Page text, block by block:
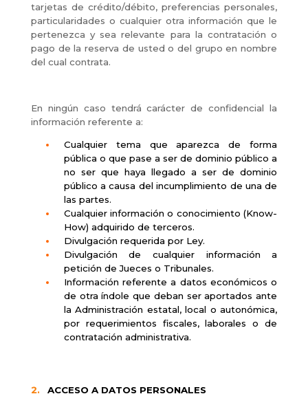
tarjetas de crédito/débito, preferencias personales,
particularidades o cualquier otra información que le
pertenezca y sea relevante para la contratación o
pago de la reserva de usted o del grupo en nombre
del cual contrata.
En ningún caso tendrá carácter de confidencial la
información referente a:
Cualquier tema que aparezca de forma
pública o que pase a ser de dominio público a
no ser que haya llegado a ser de dominio
público a causa del incumplimiento de una de
las partes.
Cualquier información o conocimiento (Know-
How) adquirido de terceros.
Divulgación requerida por Ley.
Divulgación de cualquier información a
petición de Jueces o Tribunales.
Información referente a datos económicos o
de otra índole que deban ser aportados ante
la Administración estatal, local o autonómica,
por requerimientos fiscales, laborales o de
contratación administrativa.
ACCESO A DATOS PERSONALES